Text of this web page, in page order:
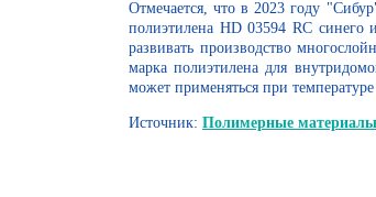
Отмечается, что в 2023 году
полиэтилена HD 03594 RC синего
развивать производство
марка полиэтилена для
может применяться при температуре
Источник: Полимерные материалы